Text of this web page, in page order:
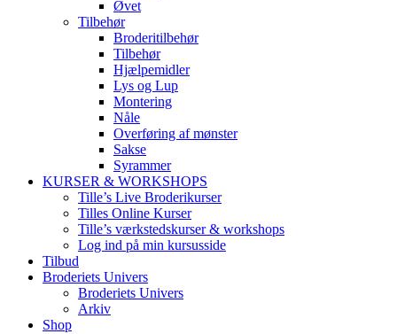
Øvet
Tilbehør
Broderitilbehør
Tilbehør
Hjælpemidler
Lys og Lup
Montering
Nåle
Overføring af mønster
Sakse
Syrammer
KURSER & WORKSHOPS
Tille’s Live Broderikurser
Tilles Online Kurser
Tille’s værkstedskurser & workshops
Log ind på min kursusside
Tilbud
Broderiets Univers
Broderiets Univers
Arkiv
Shop